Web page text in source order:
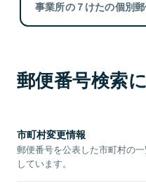
事業所の７けたの個別
郵便番号検索
市町村変更情報
郵便番号を公表した市町村の
しています。